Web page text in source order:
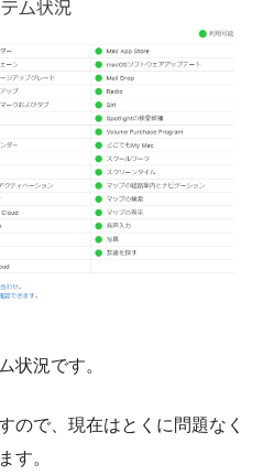
状況です。
ので、現在はとくに問題なく
す。